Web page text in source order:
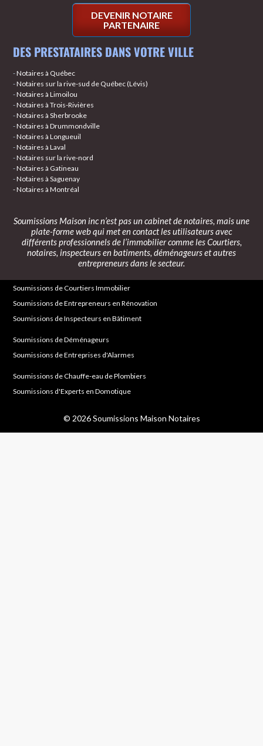
DEVENIR NOTAIRE
PARTENAIRE
DES PRESTATAIRES DANS VOTRE VILLE
-Notaires à Québec
-Notaires sur la rive-sud de Québec (Lévis)
-Notaires à Limoilou
-Notaires à Trois-Rivières
-Notaires à Sherbrooke
-Notaires à Drummondville
-Notaires à Longueuil
-Notaires à Laval
-Notaires sur la rive-nord
-Notaires à Gatineau
-Notaires à Saguenay
- Notaires à Montréal
Soumissions Maison incn’est pas un cabinet de notaires, mais une
plate-forme web qui met en contact les utilisateurs avec
différents professionnels de l’immobilier comme les Courtiers,
notaires, inspecteurs en batiments, déménageurs et autres
entrepreneurs dans le secteur.
Soumissions de Courtiers Immobilier
Soumissions de Entrepreneurs en Rénovation
Soumissions de Inspecteurs en Bâtiment
Soumissions de Déménageurs
Soumissions de Entreprises d'Alarmes
Soumissions de Chauffe-eau de Plombiers
Soumissions d'Experts en Domotique
© 2026 Soumissions Maison Notaires